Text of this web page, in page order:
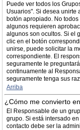
Puede ver todos los
Usuarios". Si desea unirte
botón apropiado. No
algunos requieren
algunos son ocultos. Si el
clic en el botón
unirse, puede solicitar la
correspondiente. El
seguramente le
continuamente al
seguramente tenga sus
Arriba
¿Cómo me convierto
El Responsable de un
grupo. Si está intersado
contacto debe ser la